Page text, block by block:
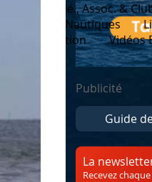
Fédé., Assoc. &
Salons Nautiques
et Formation Vidéos
Publicité
Guide
La
Recevez